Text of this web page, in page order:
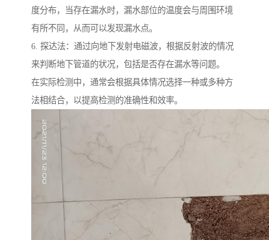
度分布，当存在漏水时，漏水部位的温度会与周围环境
有所不同，从而可以发现漏水点。
6. 探达法：通过向地下发射电磁波，根据反射波的情况
来判断地下管道的状况，包括是否存在漏水等问题。
在实际检测中，通常会根据具体情况选择一种或多种方
法相结合，以提高检测的准确性和效率。